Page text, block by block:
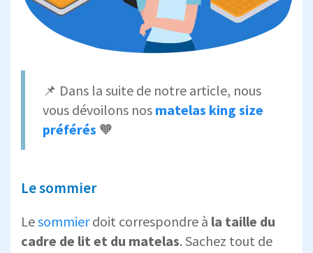
📌 Dans la suite de notre article, nous
vous dévoilons nos matelas king size
préférés 🧡
Le sommier
Lesommierdoit correspondre à la taille du
cadre de lit et du matelas. Sachez tout de